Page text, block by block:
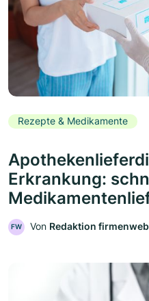
Rezepte & Medikamente
Erkrankung:
FW Von Redaktion